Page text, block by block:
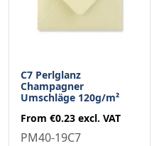
C7 Perlglanz
Champagner
Umschläge 120g/m²
From €0.23 excl. VAT
PM40-19C7